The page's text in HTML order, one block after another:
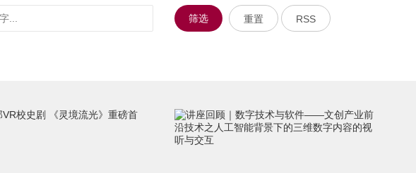
筛选 重置 RSS